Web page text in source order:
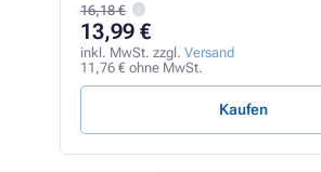
16,18 €
13,99 €
inkl. MwSt. zzgl. Versand
11,76 € ohne MwSt.
Kaufen